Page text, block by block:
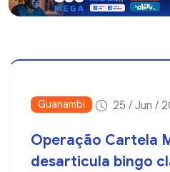
Guanambi 25 / Jun /
Operação Cartela
desarticula bingo